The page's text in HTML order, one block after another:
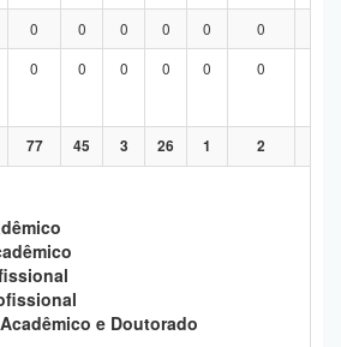
0 0 0 0 0 0
0 0 0 0 0 0
77 45 3 26 1 2
e Doutorado